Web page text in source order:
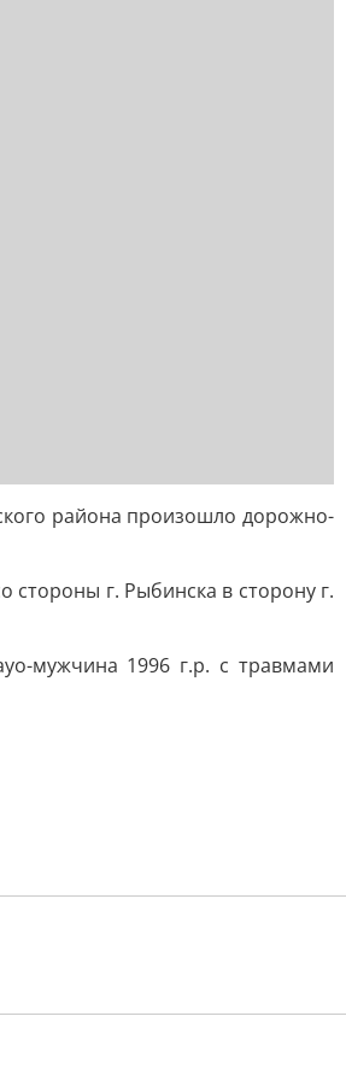
района произошло дорожно-
г. Рыбинска в сторону г.
мужчина 1996 г.р. с травмами